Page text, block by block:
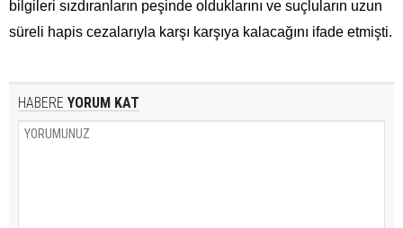
bilgileri sızdıranların peşinde olduklarını ve suçluların uzun
süreli hapis cezalarıyla karşı karşıya kalacağını ifade etmişti.
HABERE YORUM KAT